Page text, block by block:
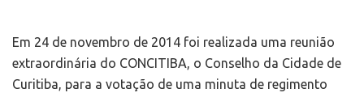
Em 24 de novembro de 2014 foi realizada uma reunião
extraordinária do CONCITIBA, o Conselho da Cidade de
Curitiba, para a votação de uma minuta de regimento